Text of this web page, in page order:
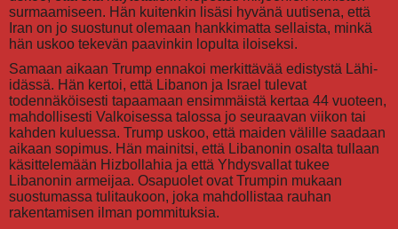
surmaamiseen. Hän kuitenkin lisäsi hyvänä uutisena, että
Iran on jo suostunut olemaan hankkimatta sellaista, minkä
hän uskoo tekevän paavinkin lopulta iloiseksi.
Samaan aikaan Trump ennakoi merkittävää edistystä Lähi-
idässä. Hän kertoi, että Libanon ja Israel tulevat
todennäköisesti tapaamaan ensimmäistä kertaa 44 vuoteen,
mahdollisesti Valkoisessa talossa jo seuraavan viikon tai
kahden kuluessa. Trump uskoo, että maiden välille saadaan
aikaan sopimus. Hän mainitsi, että Libanonin osalta tullaan
käsittelemään Hizbollahia ja että Yhdysvallat tukee
Libanonin armeijaa. Osapuolet ovat Trumpin mukaan
suostumassa tulitaukoon, joka mahdollistaa rauhan
rakentamisen ilman pommituksia.